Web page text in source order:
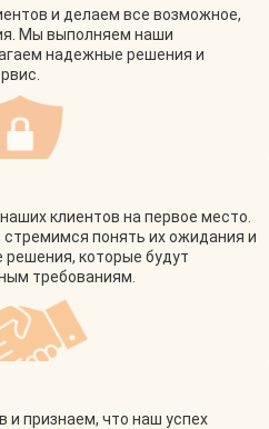
и делаем все возможное,
Мы выполняем наши
надежные решения и
клиентов на первое место.
понять их ожидания и
которые будут
требованиям.
признаем, что наш успех